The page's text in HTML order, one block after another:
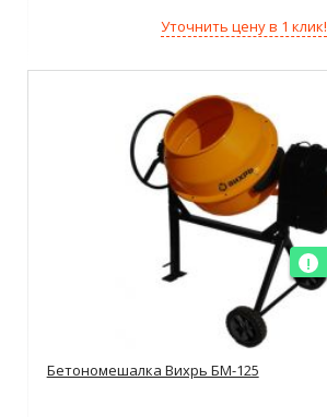
Уточнить цену в 1 клик!
Бетономешалка Вихрь БМ-125